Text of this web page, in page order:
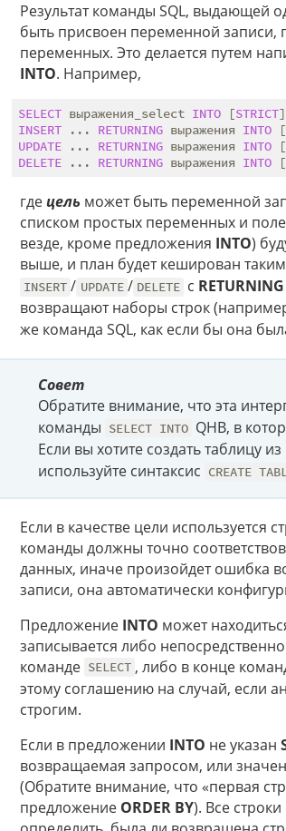
Результат команды SQL, выдающей
быть присвоен переменной записи,
переменных. Это делается путем
INTO. Например,
SELECT выражения_select INTO [STRICT
INSERT ... RETURNING выражения INTO [
UPDATE ... RETURNING выражения INTO [
DELETE ... RETURNING выражения INTO [
гдецель может быть переменной
списком простых переменных и
везде, кроме предложения INTO)
выше, и план будет кеширован
INSERT / UPDATE / DELETE с RETURNING
возвращают наборы строк
же команда SQL, как если бы она
Совет
Обратите внимание, что эта
команды SELECT INTO QHB, в
Если вы хотите создать таблицу из
используйте синтаксис CREATE
Если в качестве цели используется
команды должны точно
данных, иначе произойдет ошибка
записи, она автоматически
Предложение INTO может
записывается либо
команде SELECT , либо в конце
этому соглашению на случай, если
строгим.
Если в предложении INTO не указан
возвращаемая запросом, или
(Обратите внимание, что «первая
предложение ORDER BY). Все